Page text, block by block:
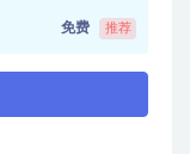
免费 推荐